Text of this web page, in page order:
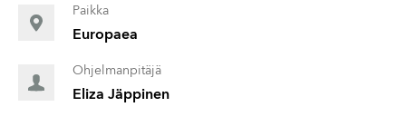
Paikka
Europaea
Ohjelmanpitäjä
Eliza Jäppinen